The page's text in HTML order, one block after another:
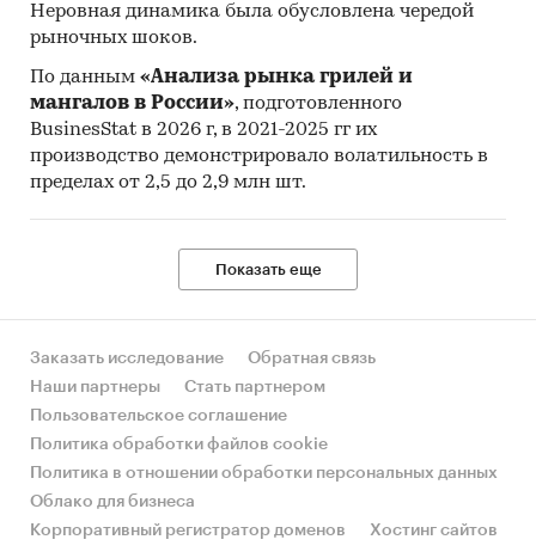
Неровная динамика была обусловлена чередой
рыночных шоков.
По данным «Анализа рынка грилей и
мангалов в России», подготовленного
BusinesStat в 2026 г, в 2021-2025 гг их
производство демонстрировало волатильность в
пределах от 2,5 до 2,9 млн шт.
Показать еще
Заказать исследование
Обратная связь
Наши партнеры
Стать партнером
Пользовательское соглашение
Политика обработки файлов cookie
Политика в отношении обработки персональных данных
Облако для бизнеса
Корпоративный регистратор доменов
Хостинг сайтов